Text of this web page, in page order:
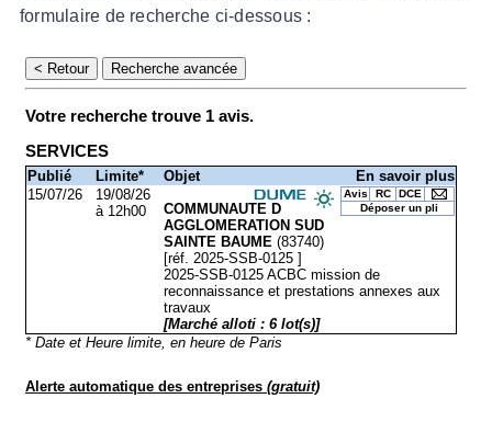
formulaire de recherche ci-dessous :